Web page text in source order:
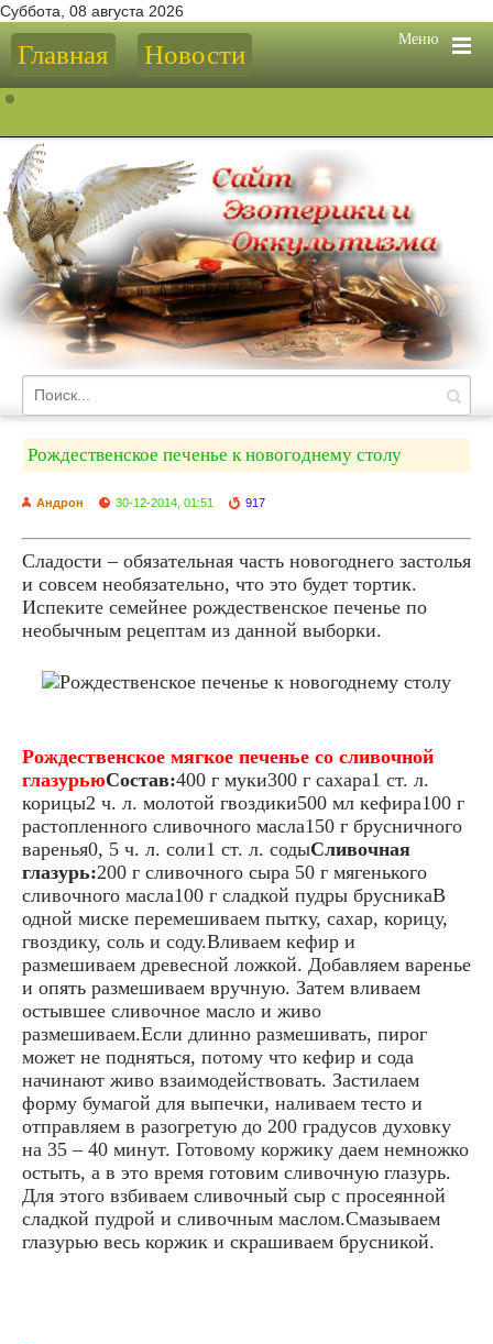
Суббота, 08 августа 2026
Меню
Главная Новости
Рождественское печенье к новогоднему столу
Андрон 30-12-2014, 01:51 917
Сладости – обязательная часть новогоднего застолья
и совсем необязательно, что это будет тортик.
Испеките семейнее рождественское печенье по
необычным рецептам из данной выборки.
Рождественское мягкое печенье со сливочной
глазурьюСостав:400 г муки300 г сахара1 ст. л.
корицы2 ч. л. молотой гвоздики500 мл кефира100 г
растопленного сливочного масла150 г брусничного
варенья0, 5 ч. л. соли1 ст. л. содыСливочная
глазурь:200 г сливочного сыра 50 г мягенького
сливочного масла100 г сладкой пудры брусникаВ
одной миске перемешиваем пытку, сахар, корицу,
гвоздику, соль и соду.Вливаем кефир и
размешиваем древесной ложкой. Добавляем варенье
и опять размешиваем вручную. Затем вливаем
остывшее сливочное масло и живо
размешиваем.Если длинно размешивать, пирог
может не подняться, потому что кефир и сода
начинают живо взаимодействовать. Застилаем
форму бумагой для выпечки, наливаем тесто и
отправляем в разогретую до 200 градусов духовку
на 35 – 40 минут. Готовому коржику даем немножко
остыть, а в это время готовим сливочную глазурь.
Для этого взбиваем сливочный сыр с просеянной
сладкой пудрой и сливочным маслом.Смазываем
глазурью весь коржик и скрашиваем брусникой.